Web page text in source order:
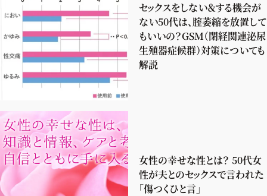
セックスをしない＆する機会が
ない50代は、腟萎縮を放置して
もいいの？GSM（閉経関連泌尿
生殖器症候群）対策についても
解説
女性の幸せな性とは？ 50代女
性が夫とのセックスで言われた
「傷つくひと言」